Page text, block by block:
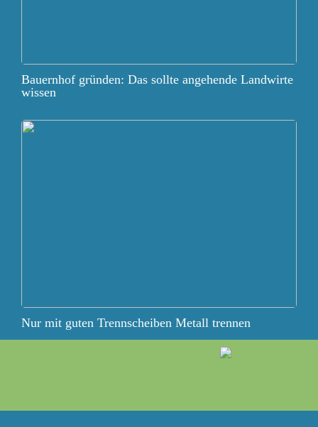
Bauernhof gründen: Das sollte angehende Landwirte
wissen
Nur mit guten Trennscheiben Metall trennen